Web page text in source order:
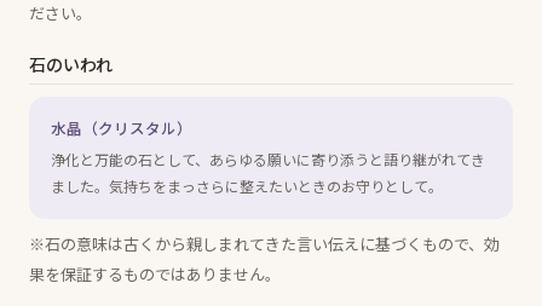
ださい。
石のいわれ
水晶（クリスタル）
浄化と万能の石として、あらゆる願いに寄り添うと語り継がれてき
ました。気持ちをまっさらに整えたいときのお守りとして。
※石の意味は古くから親しまれてきた言い伝えに基づくもので、効
果を保証するものではありません。